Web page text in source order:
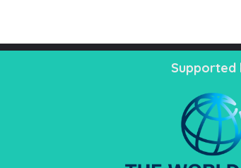
Supported